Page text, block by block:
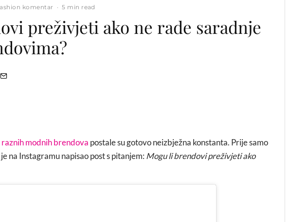
komentar · 5 min read
preživjeti ako ne rade saradnje
modnih brendova postale su gotovo neizbježna konstanta. Prije samo
na Instagramu napisao post s pitanjem: Mogu li brendovi preživjeti ako